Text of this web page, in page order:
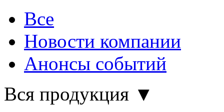
Все
Новости компании
Анонсы событий
Вся продукция ▼